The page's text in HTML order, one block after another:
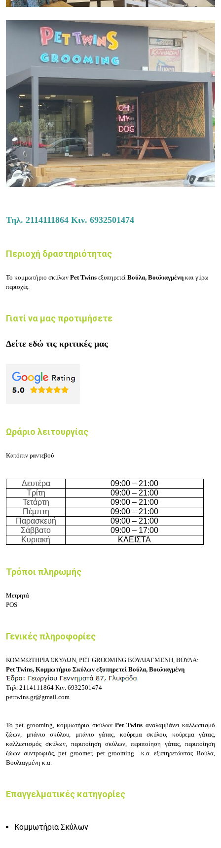
Τηλ. 2114111864 Κιν. 6932501474
Περιοχή δραστηριότητας
Το κομμωτήριο σκύλων Pet Twins εξυπηρετεί Βούλα, Βουλιαγμένη και γύρω
περιοχές.
Γιατί να μας προτιμήσετε
Δείτε εδώ τις κριτικές μας
Ωράριο λειτουργίας
Κατόπιν ραντεβού
Δευτέρα
09:00 – 21:00
Τρίτη
09:00 – 21:00
Τετάρτη
09:00 – 21:00
Πέμπτη
09:00 – 21:00
Παρασκευή
09:00 – 21:00
Σάββατο
09:00 – 17:00
Κυριακή
ΚΛΕΙΣΤΑ
Τρόποι πληρωμής
Μετρητά
POS
Γενικές πληροφορίες
ΚΟΜΜΩΤΗΡΙΑ ΣΚΥΛΩΝ, PET GROOMING ΒΟΥΛΙΑΓΜΕΝΗ, ΒΟΥΛΑ:
Pet Twins, Κομμωτήριο Σκύλων εξυπηρετεί Βούλα, Βουλιαγμένη
Τηλ. 2114111864 Κιν. 6932501474
pettwins.gr@gmail.com
Το pet grooming, κομμωτήριο σκύλων Pet Twins αναλαμβάνει καλλωπισμό
ζώων, μπάνιο σκύλου, μπάνιο γάτας, κούρεμα σκύλου, κούρεμα γάτας,
καλλωπισμός σκύλων, περιποίηση σκύλων, περιποίηση γάτας, περιποίηση
ζώων συντροφιάς, pet groomer, pet grooming κ.α. εξυπηρετώντας Βούλα,
Βουλιαγμένη κ.α.
Επαγγελματικές κατηγορίες
Κομμωτήρια Σκύλων